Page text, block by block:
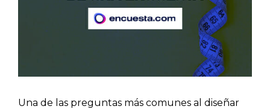
Una de las preguntas más comunes al diseñar